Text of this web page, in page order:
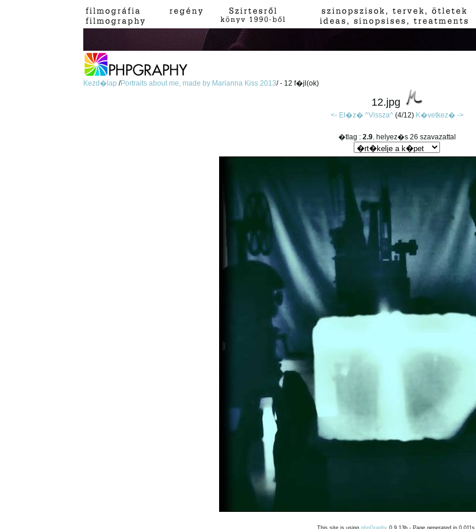
Kezd�lap /Portraits about me, made by Marianna Kiss 2013/ - 12 f�jl(ok)
12.jpg
<- El�z� ^Vissza^(4/12) K�vetkez� ->
�tlag : 2.9. helyez�s 26 szavazattal